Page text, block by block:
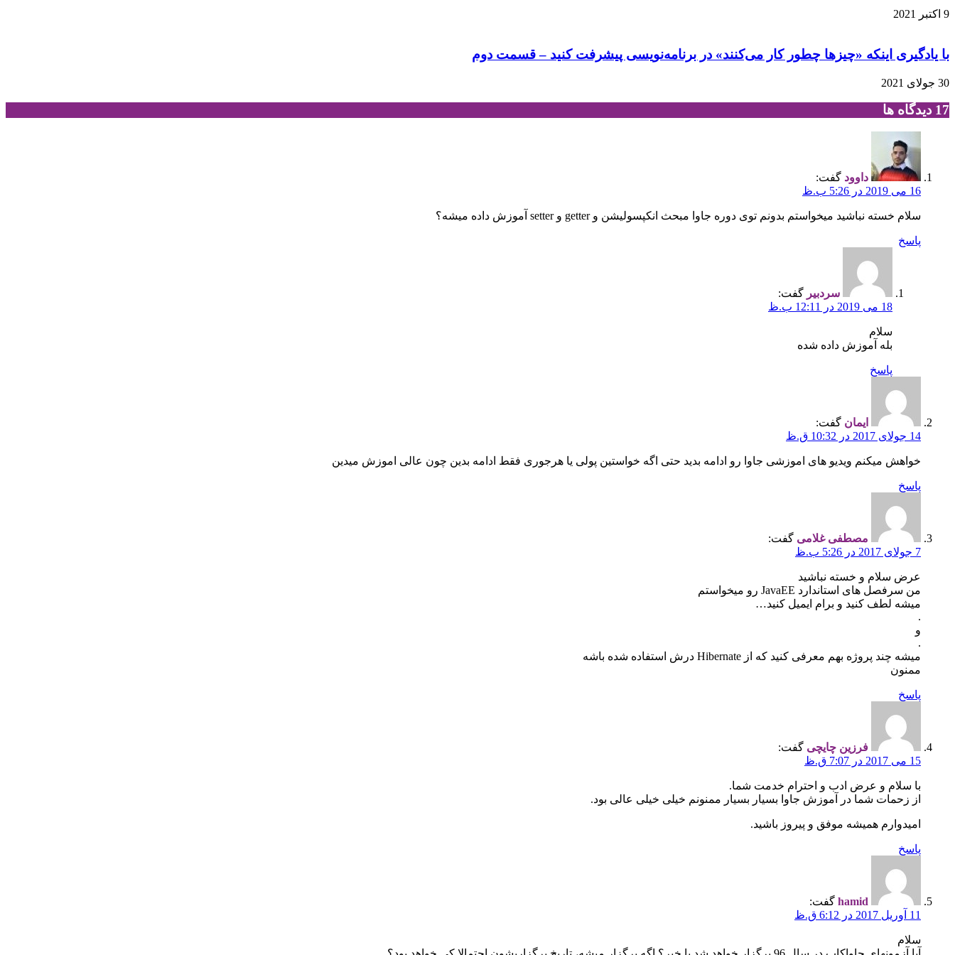
9 اکتبر 2021
با یادگیری اینکه «چیزها چطور کار می‌کنند» در برنامه‌نویسی پیشرفت کنید – قسمت دوم
30 جولای 2021
‫17 دیدگاه ها
داوود گفت:
16 می 2019 در 5:26 ب.ظ
سلام خسته نباشید میخواستم بدونم توی دوره جاوا مبحث انکپسولیشن و getter و setter آموزش داده میشه؟
پاسخ
سردبیر گفت:
18 می 2019 در 12:11 ب.ظ
سلام
بله آموزش داده شده
پاسخ
ایمان گفت:
14 جولای 2017 در 10:32 ق.ظ
خواهش میکنم ویدیو های اموزشی جاوا رو ادامه بدید حتی اگه خواستین پولی یا هرجوری فقط ادامه بدین چون عالی اموزش میدین
پاسخ
مصطفی غلامی گفت:
7 جولای 2017 در 5:26 ب.ظ
عرض سلام و خسته نباشید
من سرفصل های استاندارد JavaEE رو میخواستم
میشه لطف کنید و برام ایمیل کنید…
.
و
.
میشه چند پروژه بهم معرفی کنید که از Hibernate درش استفاده شده باشه
ممنون
پاسخ
فرزین چایچی گفت:
15 می 2017 در 7:07 ق.ظ
با سلام و عرض ادب و احترام خدمت شما.
از زحمات شما در آموزش جاوا بسیار بسیار ممنونم خیلی خیلی عالی بود.
امیدوارم همیشه موفق و پیروز باشید.
پاسخ
hamid گفت:
11 آوریل 2017 در 6:12 ق.ظ
سلام